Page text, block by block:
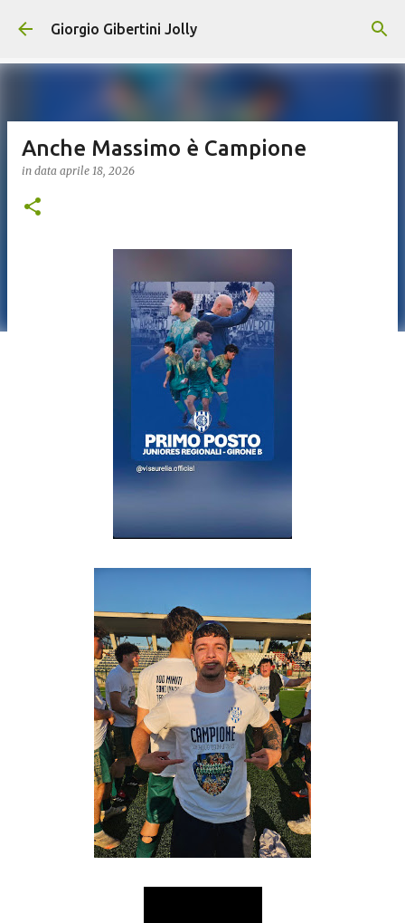
Passa ai contenuti principali
Giorgio Gibertini Jolly
Anche Massimo è Campione
in data aprile 18, 2026